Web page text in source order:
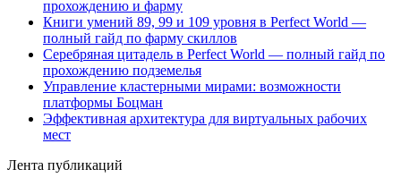
прохождению и фарму
Книги умений 89, 99 и 109 уровня в Perfect World —
полный гайд по фарму скиллов
Серебряная цитадель в Perfect World — полный гайд по
прохождению подземелья
Управление кластерными мирами: возможности
платформы Боцман
Эффективная архитектура для виртуальных рабочих
мест
Лента публикаций